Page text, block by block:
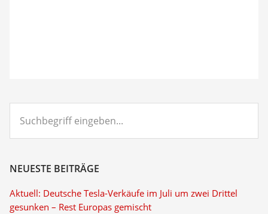
eingeben...
NEUESTE BEITRÄGE
Aktuell: Deutsche Tesla-Verkäufe im Juli um zwei Drittel
gesunken – Rest Europas gemischt